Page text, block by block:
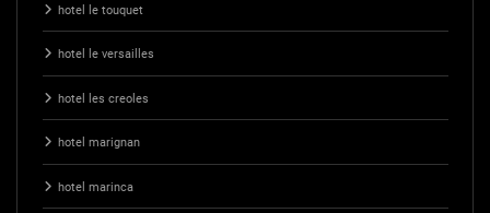
hotel le touquet
hotel le versailles
hotel les creoles
hotel marignan
hotel marinca